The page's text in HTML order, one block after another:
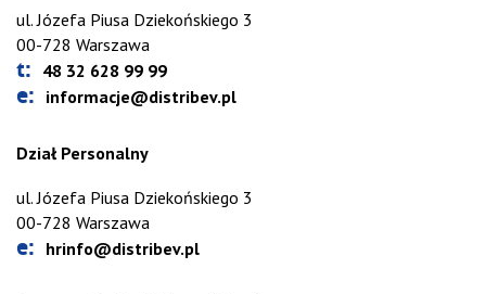
ul. Józefa Piusa Dziekońskiego 3
00-728 Warszawa
t: 48 32 628 99 99
e: informacje@distribev.pl
Dział Personalny
ul. Józefa Piusa Dziekońskiego 3
00-728 Warszawa
e: hrinfo@distribev.pl